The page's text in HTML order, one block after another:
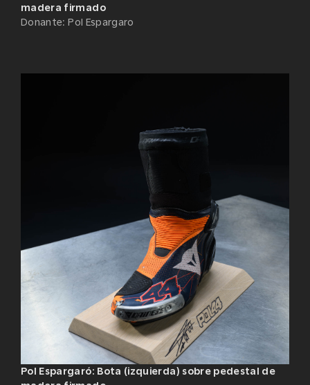
madera firmado
Donante:Pol Espargaro
Pol Espargaró: Bota (izquierda) sobre pedestal de